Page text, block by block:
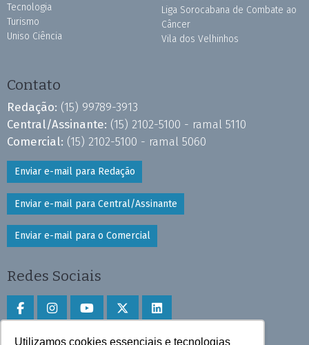
Utilizamos cookies essenciais e tecnologias
Tecnologia
Turismo
Uniso Ciência
Liga Sorocabana de Combate ao
Câncer
Vila dos Velhinhos
Contato
Redação: (15) 99789-3913
Central/Assinante: (15) 2102-5100 - ramal 5110
Comercial: (15) 2102-5100 - ramal 5060
Enviar e-mail para Redação
Enviar e-mail para Central/Assinante
Enviar e-mail para o Comercial
Redes Sociais